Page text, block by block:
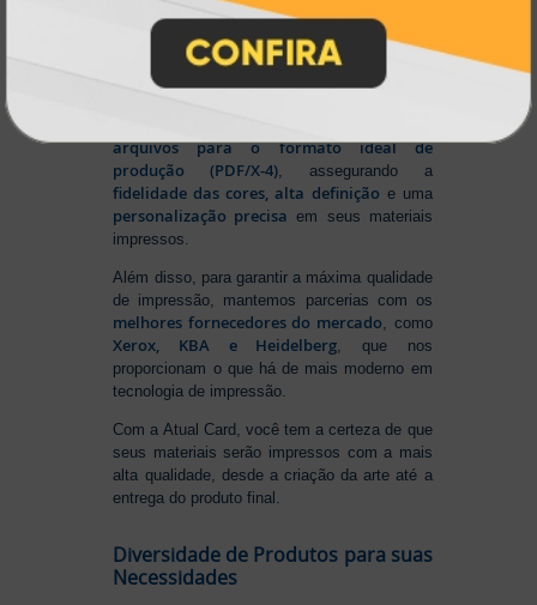
arquivos. Aproveite mais essa facilidade para
produzir seu material personalizado!
Para conseguir um resultado impecável,
arquivos para o formato ideal de
produção (PDF/X-4) , assegurando a
fidelidade das cores, alta definição e uma
personalização precisa em seus materiais
impressos.
Além disso, para garantir a máxima qualidade
de impressão, mantemos parcerias com os
melhores fornecedores do mercado , como
Xerox, KBA e Heidelberg , que nos
proporcionam o que há de mais moderno em
tecnologia de impressão.
Com a Atual Card, você tem a certeza de que
seus materiais serão impressos com a mais
alta qualidade, desde a criação da arte até a
entrega do produto final.
Diversidade de Produtos para suas
Necessidades